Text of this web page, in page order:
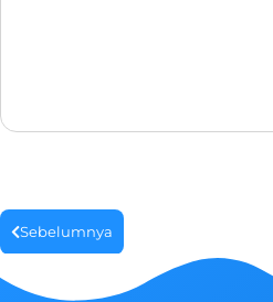
Sebelumnya